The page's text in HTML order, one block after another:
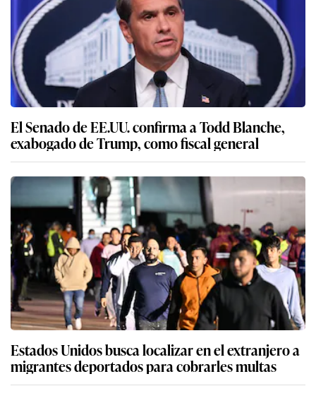
El Senado de EE.UU. confirma a Todd Blanche,
exabogado de Trump, como fiscal general
Estados Unidos busca localizar en el extranjero a
migrantes deportados para cobrarles multas